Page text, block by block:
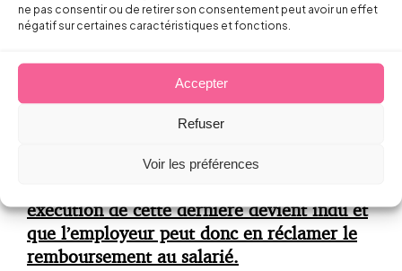
ne pas consentir ou de retirer son consentement peut avoir un effet
négatif sur certaines caractéristiques et fonctions.
Accepter
Refuser
Voir les préférences
3.C’est sur le terrain civiliste de la
répétition de l’indu que se place la Cour de
cassation pour casser l’arrêt de la Cour
la convention de forfait est privée d’effet, le
exécution de cette dernière devient indu et
que l’employeur peut donc en réclamer le
remboursement au salarié.